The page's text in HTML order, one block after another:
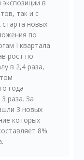
в
так и с
новых
по
I квартала
рост по
в 2,4 раза,
года
раза. За
3 новых
которых
8%